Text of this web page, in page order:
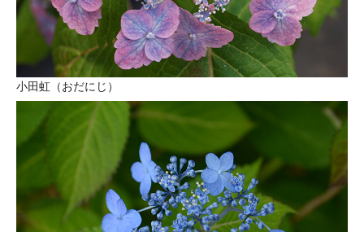
小田虹（おだにじ）